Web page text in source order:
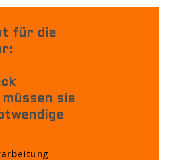
für die
sie